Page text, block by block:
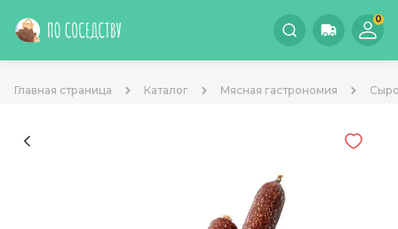
0
Главная страница Каталог Мясная гастрономия